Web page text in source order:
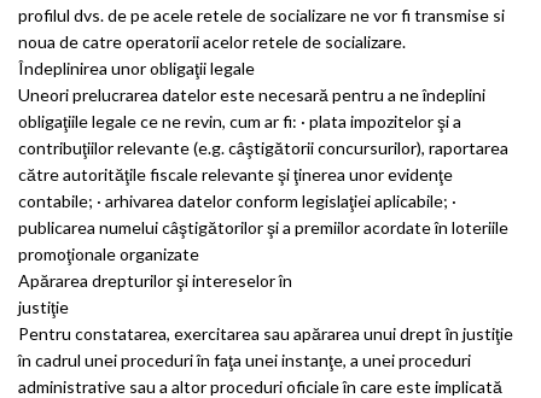
profilul dvs. de pe acele retele de socializare ne vor fi transmise si
noua de catre operatorii acelor retele de socializare.
Îndeplinirea unor obligaţii legale
Uneori prelucrarea datelor este necesară pentru a ne îndeplini
obligaţiile legale ce ne revin, cum ar fi: · plata impozitelor şi a
contribuţiilor relevante (e.g. câştigătorii concursurilor), raportarea
către autorităţile fiscale relevante şi ţinerea unor evidenţe
contabile; · arhivarea datelor conform legislaţiei aplicabile; ·
publicarea numelui câştigătorilor şi a premiilor acordate în loteriile
promoţionale organizate
Apărarea drepturilor şi intereselor în
justiţie
Pentru constatarea, exercitarea sau apărarea unui drept în justiţie
în cadrul unei proceduri în faţa unei instanţe, a unei proceduri
administrative sau a altor proceduri oficiale în care este implicată